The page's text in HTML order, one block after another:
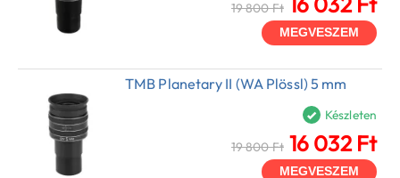
19 800 Ft
MEGVESZEM
TMB Planetary II (WA Plössl) 5 mm
Készleten
19 800 Ft 16 032 Ft
MEGVESZEM